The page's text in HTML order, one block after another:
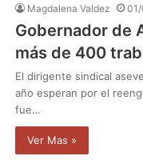
Magdalena Valdez
Gobernador de
más de 400
El dirigente sindical
año esperan por el
fue…
Ver Mas »